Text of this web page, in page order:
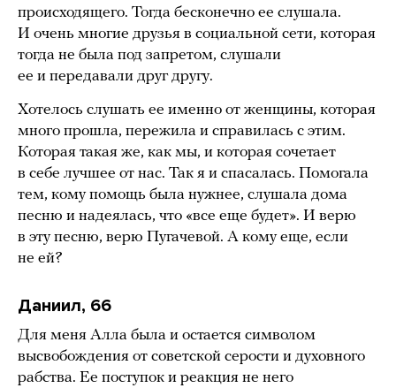
происходящего. Тогда бесконечно ее слушала.
И очень многие друзья в социальной сети, которая
тогда не была под запретом, слушали
ее и передавали друг другу.
Хотелось слушать ее именно от женщины, которая
много прошла, пережила и справилась с этим.
Которая такая же, как мы, и которая сочетает
в себе лучшее от нас. Так я и спасалась. Помогала
тем, кому помощь была нужнее, слушала дома
песню и надеялась, что «все еще будет». И верю
в эту песню, верю Пугачевой. А кому еще, если
не ей?
Даниил, 66
Для меня Алла была и остается символом
высвобождения от советской серости и духовного
рабства. Ее поступок и реакция не него